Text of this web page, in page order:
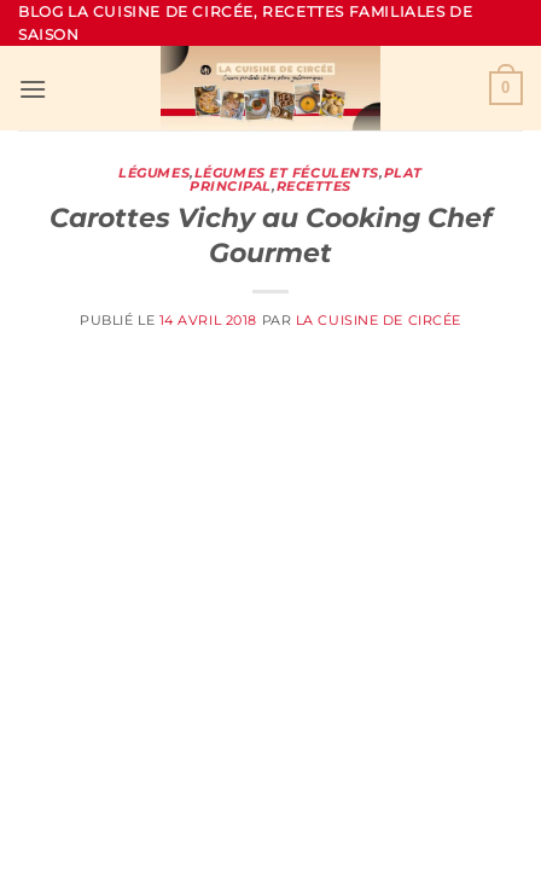
Passer
au
BLOG LA CUISINE DE CIRCÉE, RECETTES FAMILIALES DE
SAISON
0
LÉGUMES,LÉGUMES ET FÉCULENTS,PLAT
PRINCIPAL,RECETTES
Carottes Vichy au Cooking Chef
Gourmet
PUBLIÉ LE 14 AVRIL 2018 PAR LA CUISINE DE CIRCÉE